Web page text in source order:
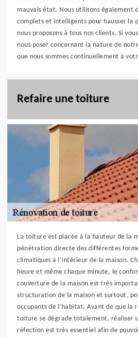
mauvais état. Nous utilisons également
complets et intelligents pour hausser la
nous proposons à tous nos clients. Si
nous poser concernant la nature de
que nous sommes continuellement à
Refaire une toiture
La toiture est placée à la hauteur de la
pénétration directe des différentes
climatiques à l’intérieur de la maison.
heure et même chaque minute, le
couverture de la maison est très
structuration de la maison et surtout,
occupants de l’habitat. Avant de que la
toiture se dégrade totalement, réaliser
réfection est très essentiel afin de